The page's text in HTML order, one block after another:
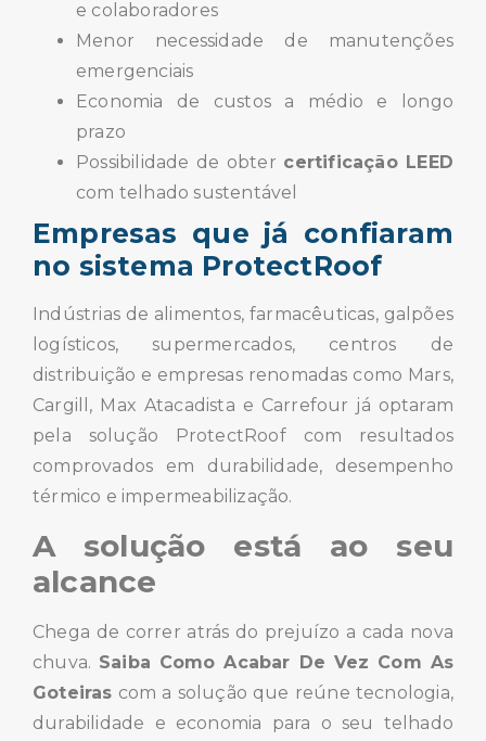
e colaboradores
Menor necessidade de manutenções
emergenciais
Economia de custos a médio e longo
prazo
Possibilidade de obter certificação LEED
com telhado sustentável
Empresas que já confiaram
no sistema ProtectRoof
Indústrias de alimentos, farmacêuticas, galpões
logísticos, supermercados, centros de
distribuição e empresas renomadas como Mars,
Cargill, Max Atacadista e Carrefour já optaram
pela solução ProtectRoof com resultados
comprovados em durabilidade, desempenho
térmico e impermeabilização.
A solução está ao seu
alcance
Chega de correr atrás do prejuízo a cada nova
chuva. Saiba Como Acabar De Vez Com As
Goteiras com a solução que reúne tecnologia,
durabilidade e economia para o seu telhado